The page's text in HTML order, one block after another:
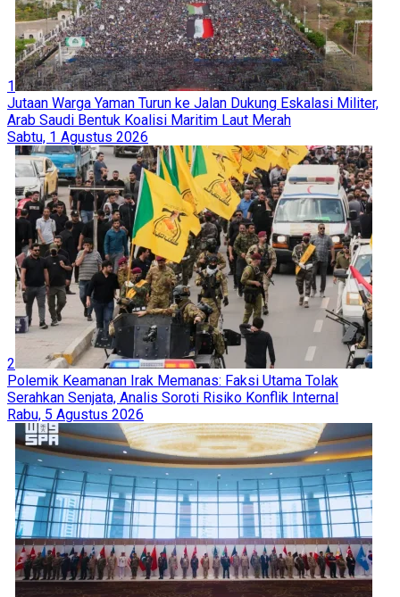
1
Jutaan Warga Yaman Turun ke Jalan Dukung Eskalasi Militer,
Arab Saudi Bentuk Koalisi Maritim Laut Merah
Sabtu, 1 Agustus 2026
2
Polemik Keamanan Irak Memanas: Faksi Utama Tolak
Serahkan Senjata, Analis Soroti Risiko Konflik Internal
Rabu, 5 Agustus 2026